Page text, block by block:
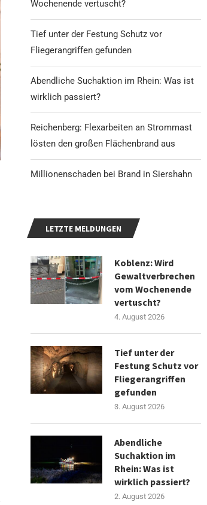
Wochenende vertuscht?
Tief unter der Festung Schutz vor
Fliegerangriffen gefunden
Abendliche Suchaktion im Rhein: Was ist
wirklich passiert?
Reichenberg: Flexarbeiten an Strommast
lösten den großen Flächenbrand aus
Millionenschaden bei Brand in Siershahn
LETZTE MELDUNGEN
Koblenz: Wird
Gewaltverbrechen
vom Wochenende
vertuscht?
4. August 2026
Tief unter der
Festung Schutz vor
Fliegerangriffen
gefunden
3. August 2026
Abendliche
Suchaktion im
Rhein: Was ist
wirklich passiert?
2. August 2026